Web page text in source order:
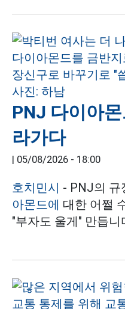
PNJ 다이아
라가다
| 05/08/2026 - 18:00
호치민시 - PNJ의 규
아몬드에 대한 어쩔
"부자도 울게" 만듭니